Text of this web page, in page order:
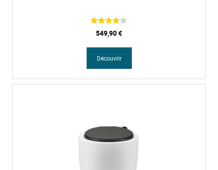
549,90 €
Découvrir